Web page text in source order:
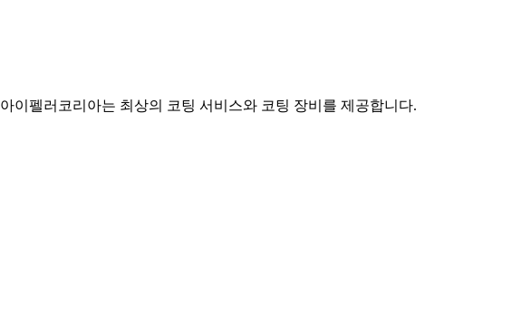
아이펠러코리아는 최상의 코팅 서비스와 코팅 장비를 제공합니다.